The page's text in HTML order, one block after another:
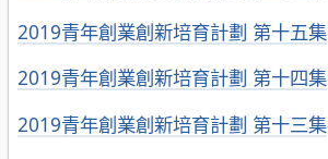
2019青年創業創新培育計劃 第十五集
2019青年創業創新培育計劃 第十四集
2019青年創業創新培育計劃 第十三集